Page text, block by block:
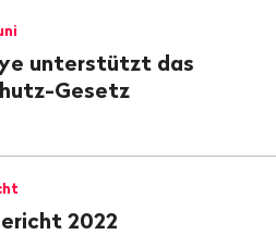
unterstützt das
Gesetz
2022